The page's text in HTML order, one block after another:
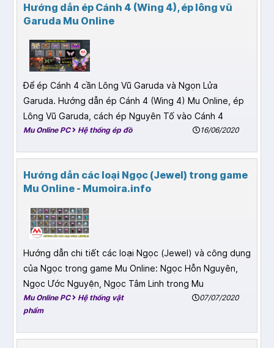
Hướng dẫn ép Cánh 4 (Wing 4), ép lông vũ
Garuda Mu Online
Để ép Cánh 4 cần Lông Vũ Garuda và Ngọn Lửa
Garuda. Hướng dẫn ép Cánh 4 (Wing 4) Mu Online, ép
Lông Vũ Garuda, cách ép Nguyên Tố vào Cánh 4
Mu Online PC Hệ thống ép đồ 16/06/2020
Hướng dẫn các loại Ngọc (Jewel) trong game
Mu Online - Mumoira.info
Hướng dẫn chi tiết các loại Ngọc (Jewel) và công dụng
của Ngọc trong game Mu Online: Ngọc Hỗn Nguyên,
Ngọc Ước Nguyện, Ngọc Tâm Linh trong Mu
Mu Online PC
Hệ thống vật
phẩm
07/07/2020